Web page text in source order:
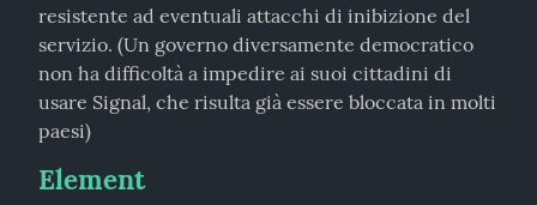
resistente ad eventuali attacchi di inibizione del
servizio. (Un governo diversamente democratico
non ha difficoltà a impedire ai suoi cittadini di
usare Signal, che risulta già essere bloccata in molti
paesi)
Element